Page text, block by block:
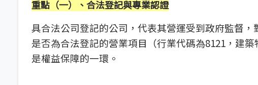
重點（一）、合法登記與專業認證
具合法公司登記的公司，代表其營運受到政府監督
是否為合法登記的營業項目（行業代碼為8121，建
是權益保障的一環。